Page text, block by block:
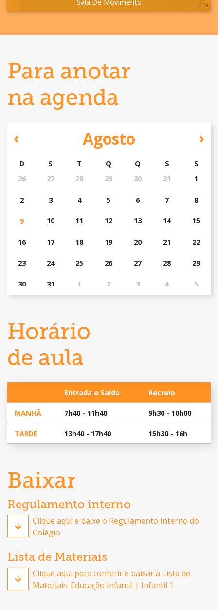
Para anotar
na agenda
Agosto
D S T Q Q S
S
26
27 28 29 30 31 1
2 3 4 5 6 7 8
9 10 11 12 13 14 15
16 17 18 19 20 21 22
23 24 25 26 27 28 29
30 31 1 2 3 4 5
Horário
de aula
Entrada e Saída Recreio
MANHÃ 7h40 - 11h40 9h30 - 10h00
TARDE 13h40 - 17h40 15h30 - 16h
Baixar
Regulamento interno
Clique aqui e baixe o Regulamento Interno do
Colégio.
Lista de Materiais
Clique aqui para conferir e baixar a Lista de
Materiais: Educação Infantil | Infantil 1